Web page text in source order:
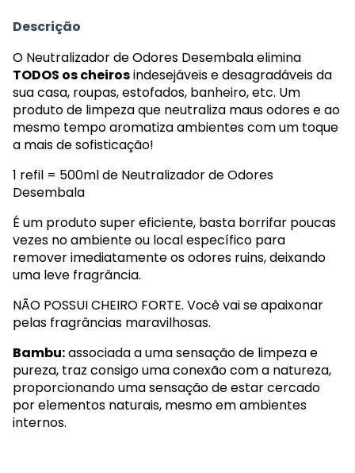
Descrição
O Neutralizador de Odores Desembala elimina
TODOS os cheirosindesejáveis e desagradáveis da
sua casa, roupas, estofados, banheiro, etc. Um
produto de limpeza que neutraliza maus odores e ao
mesmo tempo aromatiza ambientes com um toque
a mais de sofisticação!
1 refil = 500ml de Neutralizador de Odores
Desembala
É um produto super eficiente, basta borrifar poucas
vezes no ambiente ou local específico para
remover imediatamente os odores ruins, deixando
uma leve fragrância.
NÃO POSSUI CHEIRO FORTE. Você vai se apaixonar
pelas fragrâncias maravilhosas.
Bambu:associada a uma sensação de limpeza e
pureza, traz consigo uma conexão com a natureza,
proporcionando uma sensação de estar cercado
por elementos naturais, mesmo em ambientes
internos.